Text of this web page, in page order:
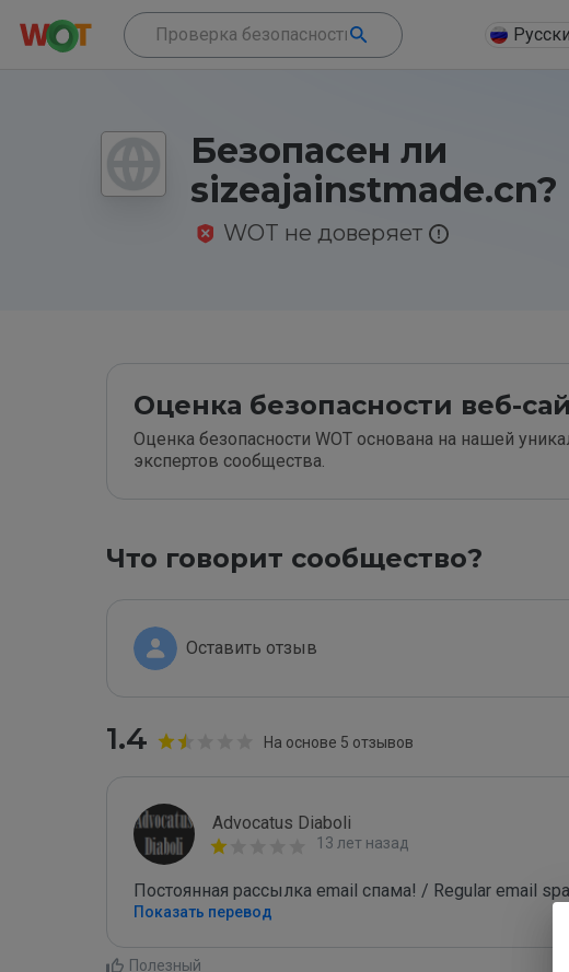
Безопасен ли
sizeajainstmade.cn?
WOT не доверяет
Оценка безопасности веб-
Оценка безопасности WOT основана на нашей
экспертов сообщества.
Что говорит сообщество?
Оставить отзыв
1.4 На основе 5 отзывов
Advocatus Diaboli
13 лет назад
Постоянная рассылка email спама! / Regular email
Показать перевод
Полезный